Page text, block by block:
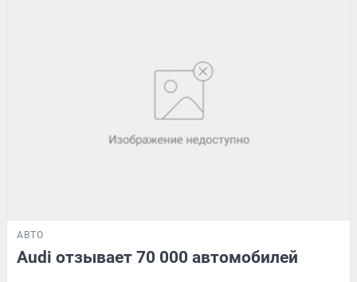
АВТО
Audi отзывает 70 000 автомобилей